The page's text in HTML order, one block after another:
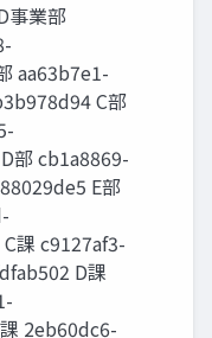
事業部
aa63b7e1-
C部
部 cb1a8869-
E部
課 c9127af3-
D課
2eb60dc6-